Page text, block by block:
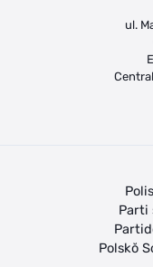
ul.
Parti
Polskŏ